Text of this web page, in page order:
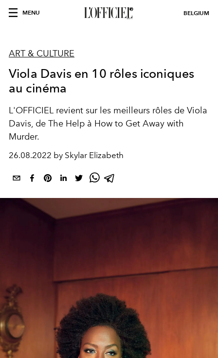
MENU BELGIUM
ART & CULTURE
Viola Davis en 10 rôles iconiques
au cinéma
L'OFFICIEL revient sur les meilleurs rôles de Viola
Davis, de The Help à How to Get Away with
Murder.
26.08.2022 by Skylar Elizabeth